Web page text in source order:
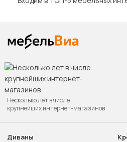
Несколько лет в числе
крупнейших интернет-магазинов
Диваны